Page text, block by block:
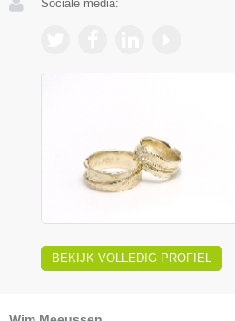
Sociale media:
BEKIJK VOLLEDIG PROFIEL